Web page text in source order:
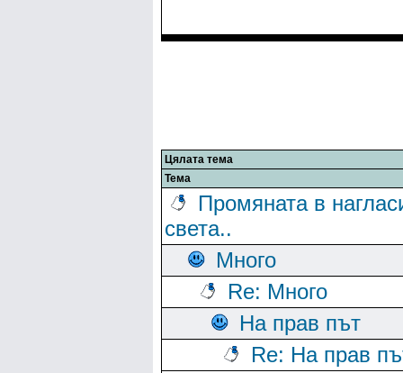
Цялата тема
Тема
Промяната в
света..
Много
Re: Много
На прав път
Re: На прав